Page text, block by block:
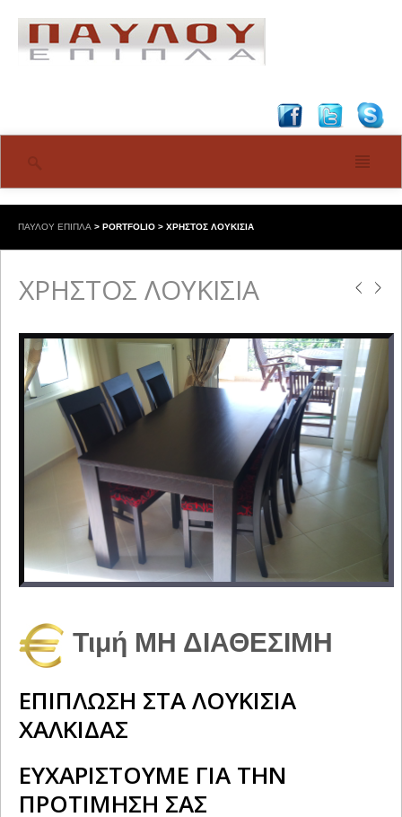
ΠΑΥΛΟΥ ΕΠΙΠΛΑ > PORTFOLIO > ΧΡΗΣΤΟΣ ΛΟΥΚΙΣΙΑ
ΧΡΗΣΤΟΣ ΛΟΥΚΙΣΙΑ
Τιμή ΜΗ ΔΙΑΘΕΣΙΜΗ
ΕΠΙΠΛΩΣΗ ΣΤΑ ΛΟΥΚΙΣΙΑ
ΧΑΛΚΙΔΑΣ
ΕΥΧΑΡΙΣΤΟΥΜΕ ΓΙΑ ΤΗΝ
ΠΡΟΤΙΜΗΣΗ ΣΑΣ